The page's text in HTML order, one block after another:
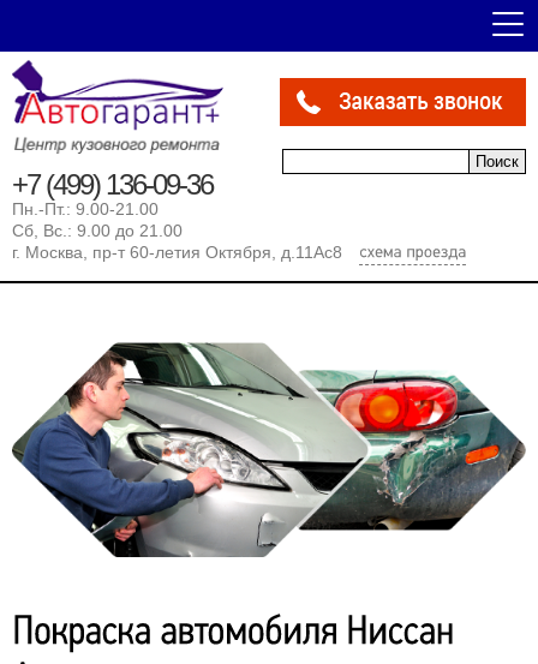
+7 (499) 136-09-36
Пн.-Пт.: 9.00-21.00
Сб, Вс.: 9.00 до 21.00
г. Москва, пр-т 60-летия Октября, д.11Ас8
Форма поиска
Поиск